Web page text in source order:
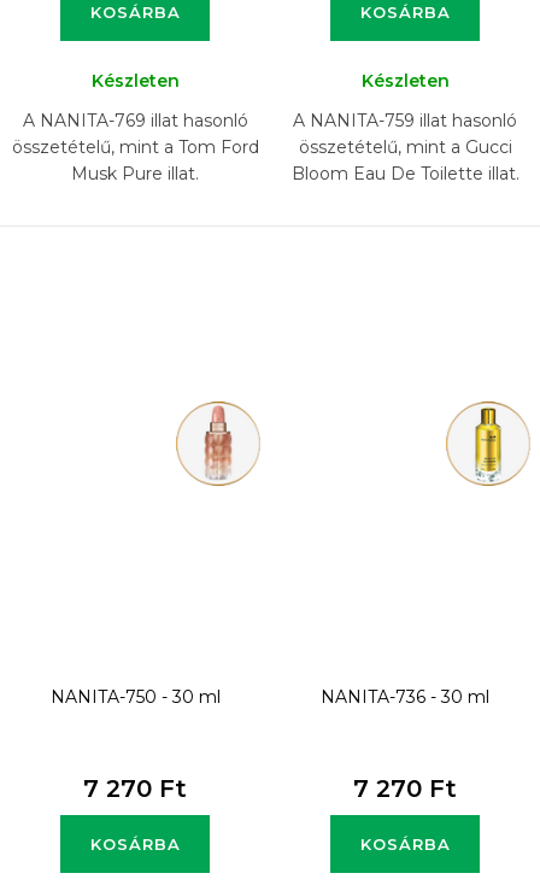
KOSÁRBA
Készleten
A NANITA-769 illat hasonló
összetételű, mint a Tom Ford
Musk Pure illat.
KOSÁRBA
Készleten
A NANITA-759 illat hasonló
összetételű, mint a Gucci
Bloom Eau De Toilette illat.
NANITA-750 - 30 ml
7 270 Ft
KOSÁRBA
NANITA-736 - 30 ml
7 270 Ft
KOSÁRBA